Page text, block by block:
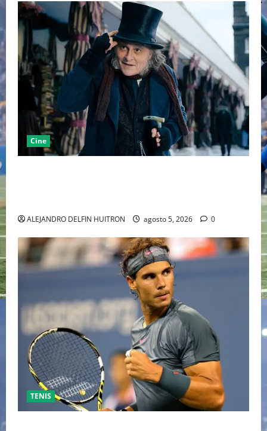
Cine
ALEJANDRO DELFIN HUITRON agosto 5, 2026 0
TENIS